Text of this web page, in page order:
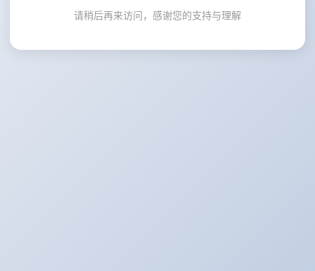
请稍后再来访问，感谢您的支持与理解